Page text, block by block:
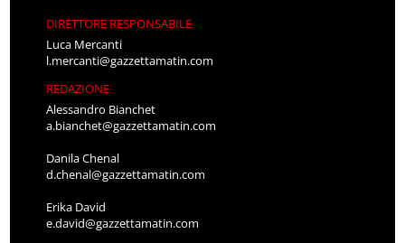
DIRETTORE RESPONSABILE
Luca Mercanti
l.mercanti@gazzettamatin.com
REDAZIONE
Alessandro Bianchet
a.bianchet@gazzettamatin.com
Danila Chenal
d.chenal@gazzettamatin.com
Erika David
e.david@gazzettamatin.com